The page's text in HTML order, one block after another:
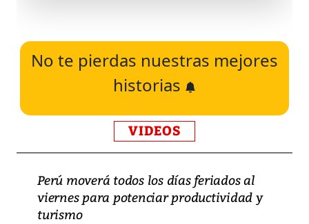
No te pierdas nuestras mejores
historias
VIDEOS
Perú moverá todos los días feriados al
viernes para potenciar productividad y
turismo